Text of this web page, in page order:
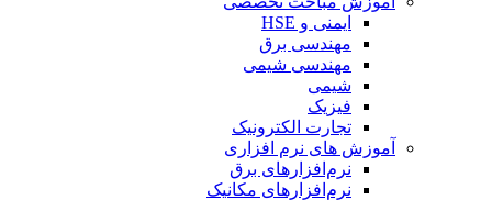
ایمنی و HSE
مهندسی برق
مهندسی شیمی
شیمی
فیزیک
تجارت الکترونیک
آموزش های نرم افزاری
نرم‌افزارهای برق
نرم‌افزارهای مکانیک